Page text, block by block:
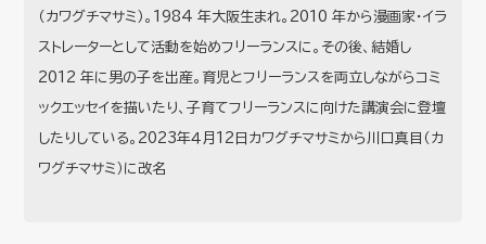
（カワグチマサミ）。1984 年大阪生まれ。2010 年から漫画家・イラ
ストレーターとして活動を始めフリーランスに。その後、結婚し
2012 年に男の子を出産。育児とフリーランスを両立しながらコミ
ックエッセイを描いたり、子育てフリーランスに向けた講演会に登壇
したりしている。2023年４月12日カワグチマサミから川口真目（カ
ワグチマサミ）に改名